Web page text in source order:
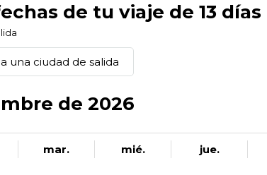
de tu viaje de 13 días
de 2026
mar. mié. jue.